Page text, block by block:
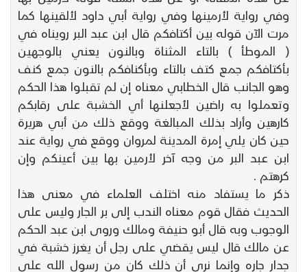
وفي رواية لأرمينها وفي رواية أبي داود لألقينها كما
مرت الآن قوله بين أكتافكم قال ابن عبد البر رويناه في
( الموطأ ) بالتاء المثناة وبالنون يعني بالوجهين
بأكتافكم جمع كتف بالتاء وبأكنافكم بالنون جمع كنف
وهو الجانب قال الخطابي معناه إن لم تقبلوا هذا الحكم
وتعملوا به راضين لأجعلنها أي الخشبة على رقابكم
كارهين وأراد بذلك المبالغة ووقع ذلك من أبي هريرة
حين كان يلي إمرة المدينة لمروان ووقع في رواية عند
ابن عبد البر من وجه آخر لأرمين بها بين أعينكم وإن
كرهتم .
ذكر ما يستفاد منه اختلف العلماء في معنى هذا
الحديث فقال قوم معناه الندب إلى بر الجار وليس على
الوجوب وبه قال أبو حنيفة ومالك وروى ابن عبد الحكم
عن مالك قال ليس يقضي على رجل أن يغرز خشبة في
جدار جاره وإنما نرى أن ذلك كان من رسول الله على